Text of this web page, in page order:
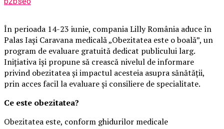
În perioada 14-23 iunie, compania Lilly România aduce în
Palas Iași Caravana medicală „Obezitatea este o boală”, un
program de evaluare gratuită dedicat publicului larg.
Inițiativa își propune să crească nivelul de informare
privind obezitatea și impactul acesteia asupra sănătății,
prin acces facil la evaluare și consiliere de specialitate.
Ce este obezitatea?
Obezitatea este, conform ghidurilor medicale